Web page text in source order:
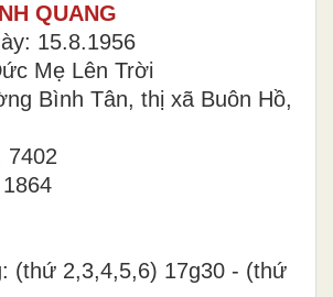
QUANG
15.8.1956
Mẹ Lên Trời
Bình Tân, thị xã Buôn Hồ,
7402
(thứ 2,3,4,5,6) 17g30 - (thứ